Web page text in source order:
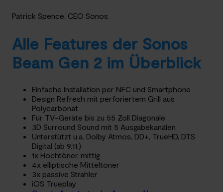
Patrick Spence, CEO Sonos
Alle Features der Sonos
Beam Gen 2 im Überblick
Einfache Installation per NFC und Smartphone
Design Refresh mit perforiertem Grill aus
Polycarbonat
Für TV-Geräte bis zu 55 Zoll Diagonale
3D Surround Sound mit 5 Ausgabekanälen
Unterstützt u.a. Dolby Atmos, DD+, TrueHD, DTS
Digital (ab 9.11.)
1x Hochtöner, mittig
4x elliptische Mitteltöner
3x passive Strahler
iOS Trueplay